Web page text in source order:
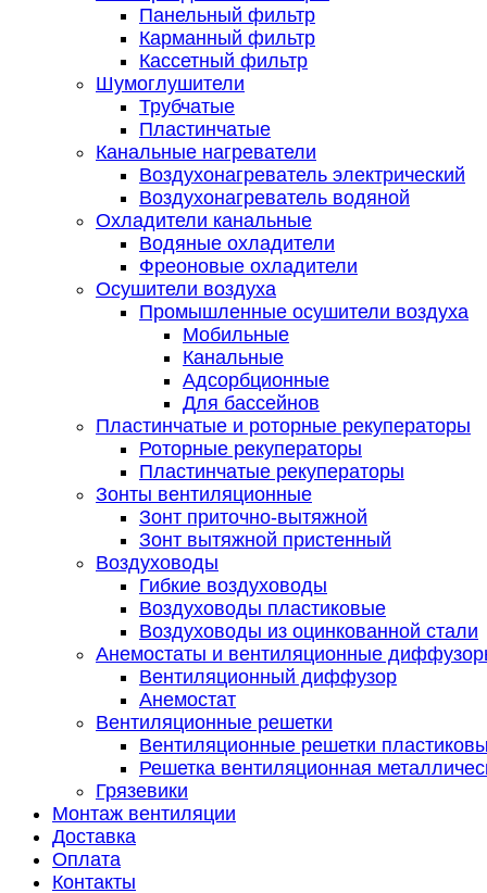
Панельный фильтр
Карманный фильтр
Кассетный фильтр
Шумоглушители
Трубчатые
Пластинчатые
Канальные нагреватели
Воздухонагреватель электрический
Воздухонагреватель водяной
Охладители канальные
Водяные охладители
Фреоновые охладители
Осушители воздуха
Промышленные осушители воздуха
Мобильные
Канальные
Адсорбционные
Для бассейнов
Пластинчатые и роторные рекуператоры
Роторные рекуператоры
Пластинчатые рекуператоры
Зонты вентиляционные
Зонт приточно-вытяжной
Зонт вытяжной пристенный
Воздуховоды
Гибкие воздуховоды
Воздуховоды пластиковые
Воздуховоды из оцинкованной стали
Анемостаты и вентиляционные
Вентиляционный диффузор
Анемостат
Вентиляционные решетки
Вентиляционные решетки
Решетка вентиляционная
Грязевики
Монтаж вентиляции
Доставка
Оплата
Контакты